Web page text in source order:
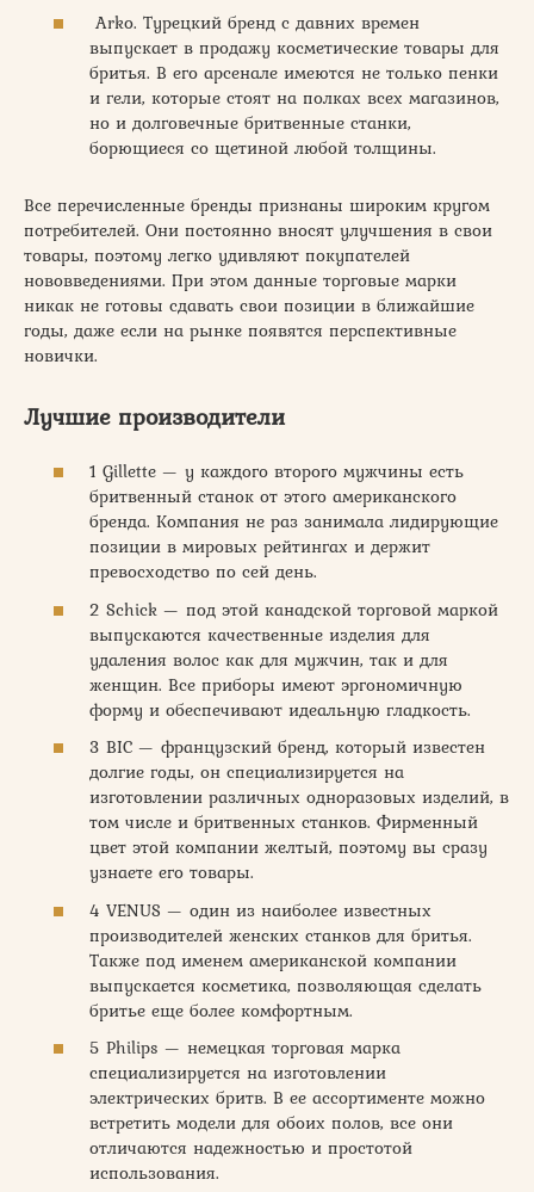
Arko. Турецкий бренд с давних времен
выпускает в продажу косметические товары для
бритья. В его арсенале имеются не только пенки
и гели, которые стоят на полках всех магазинов,
но и долговечные бритвенные станки,
борющиеся со щетиной любой толщины.
Все перечисленные бренды признаны широким кругом
потребителей. Они постоянно вносят улучшения в свои
товары, поэтому легко удивляют покупателей
нововведениями. При этом данные торговые марки
никак не готовы сдавать свои позиции в ближайшие
годы, даже если на рынке появятся перспективные
новички.
Лучшие производители
1 Gillette — у каждого второго мужчины есть
бритвенный станок от этого американского
бренда. Компания не раз занимала лидирующие
позиции в мировых рейтингах и держит
превосходство по сей день.
2 Schick — под этой канадской торговой маркой
выпускаются качественные изделия для
удаления волос как для мужчин, так и для
женщин. Все приборы имеют эргономичную
форму и обеспечивают идеальную гладкость.
3 BIC — французский бренд, который известен
долгие годы, он специализируется на
изготовлении различных одноразовых изделий, в
том числе и бритвенных станков. Фирменный
цвет этой компании желтый, поэтому вы сразу
узнаете его товары.
4 VENUS — один из наиболее известных
производителей женских станков для бритья.
Также под именем американской компании
выпускается косметика, позволяющая сделать
бритье еще более комфортным.
5 Philips — немецкая торговая марка
специализируется на изготовлении
электрических бритв. В ее ассортименте можно
встретить модели для обоих полов, все они
отличаются надежностью и простотой
использования.